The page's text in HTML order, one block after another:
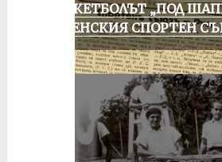
БАСКЕТБОЛЪТ „ПОД
РУСЕНСКИЯ СПОРТЕН